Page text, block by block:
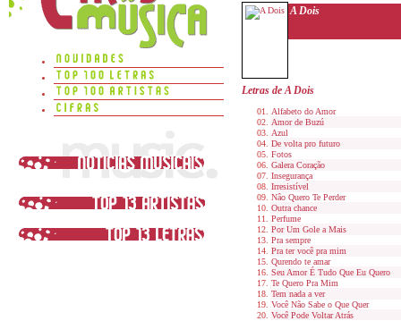
A Dois
Letras de A Dois
Alfabeto do Amor
Amor de Buzú
Azul
De volta pro futuro
Fotos
Galera Coração
Insegurança
Irresistível
Nâo Quero Te Perder
Outra chance
Perfume
Por Um Gole a Mais
Pra sempre
Pra ter você pra mim
Qurendo te amar
Seu Amor É Tudo Que Eu Quero
Te Quero Pra Mim
Tem nada a ver
Você Não Sabe o Que Quer
Você Pode Voltar Atrás